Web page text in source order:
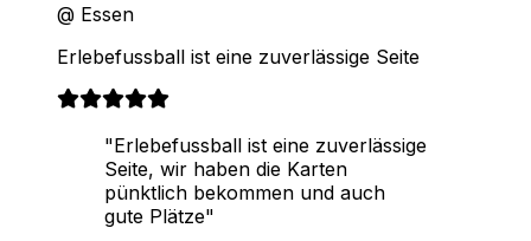
@ Essen
Erlebefussball ist eine zuverlässige Seite
"Erlebefussball ist eine zuverlässige
Seite, wir haben die Karten
pünktlich bekommen und auch
gute Plätze"